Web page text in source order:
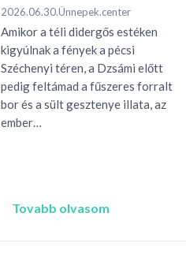
2026.06.30.Ünnepek.center
Amikor a téli didergős estéken
kigyúlnak a fények a pécsi
Széchenyi téren, a Dzsámi előtt
pedig feltámad a fűszeres forralt
bor és a sült gesztenye illata, az
ember…
Tovabb olvasom